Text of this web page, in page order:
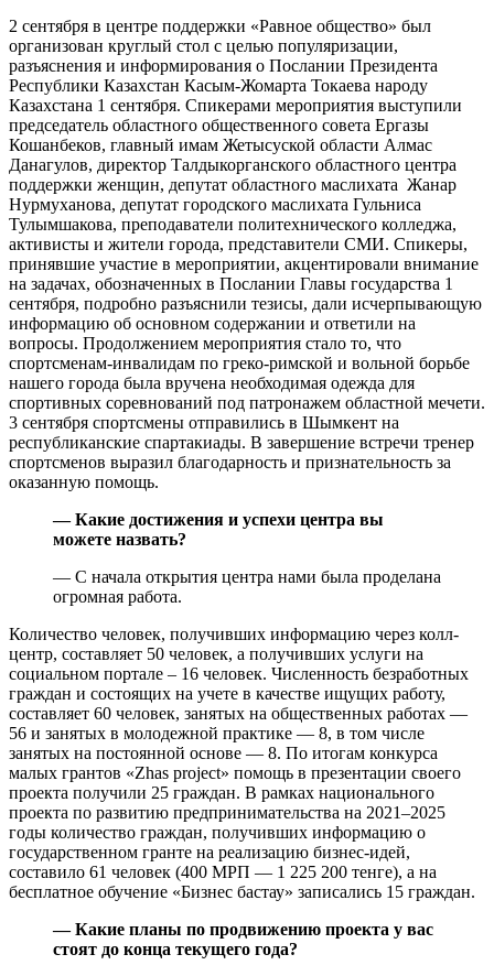
2 сентября в центре поддержки «Равное общество» был
организован круглый стол с целью популяризации,
разъяснения и информирования о Послании Президента
Республики Казахстан Касым-Жомарта Токаева народу
Казахстана 1 сентября. Спикерами мероприятия выступили
председатель областного общественного совета Ергазы
Кошанбеков, главный имам Жетысуской области Алмас
Данагулов, директор Талдыкорганского областного центра
поддержки женщин, депутат областного маслихата Жанар
Нурмуханова, депутат городского маслихата Гульниса
Тулымшакова, преподаватели политехнического колледжа,
активисты и жители города, представители СМИ. Спикеры,
принявшие участие в мероприятии, акцентировали внимание
на задачах, обозначенных в Послании Главы государства 1
сентября, подробно разъяснили тезисы, дали исчерпывающую
информацию об основном содержании и ответили на
вопросы. Продолжением мероприятия стало то, что
спортсменам-инвалидам по греко-римской и вольной борьбе
нашего города была вручена необходимая одежда для
спортивных соревнований под патронажем областной мечети.
3 сентября спортсмены отправились в Шымкент на
республиканские спартакиады. В завершение встречи тренер
спортсменов выразил благодарность и признательность за
оказанную помощь.
— Какие достижения и успехи центра вы
можете назвать?
— С начала открытия центра нами была проделана
огромная работа.
Количество человек, получивших информацию через колл-
центр, составляет 50 человек, а получивших услуги на
социальном портале – 16 человек. Численность безработных
граждан и состоящих на учете в качестве ищущих работу,
составляет 60 человек, занятых на общественных работах —
56 и занятых в молодежной практике — 8, в том числе
занятых на постоянной основе — 8. По итогам конкурса
малых грантов «Zhas project» помощь в презентации своего
проекта получили 25 граждан. В рамках национального
проекта по развитию предпринимательства на 2021–2025
годы количество граждан, получивших информацию о
государственном гранте на реализацию бизнес-идей,
составило 61 человек (400 МРП — 1 225 200 тенге), а на
бесплатное обучение «Бизнес бастау» записались 15 граждан.
— Какие планы по продвижению проекта у вас
стоят до конца текущего года?